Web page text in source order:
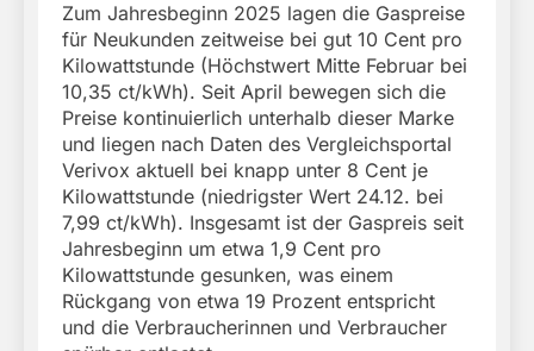
Zum Jahresbeginn 2025 lagen die Gaspreise
für Neukunden zeitweise bei gut 10 Cent pro
Kilowattstunde (Höchstwert Mitte Februar bei
10,35 ct/kWh). Seit April bewegen sich die
Preise kontinuierlich unterhalb dieser Marke
und liegen nach Daten des Vergleichsportal
Verivox aktuell bei knapp unter 8 Cent je
Kilowattstunde (niedrigster Wert 24.12. bei
7,99 ct/kWh). Insgesamt ist der Gaspreis seit
Jahresbeginn um etwa 1,9 Cent pro
Kilowattstunde gesunken, was einem
Rückgang von etwa 19 Prozent entspricht
und die Verbraucherinnen und Verbraucher